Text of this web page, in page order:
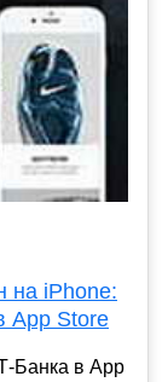
на iPhone:
App Store
Банка в App